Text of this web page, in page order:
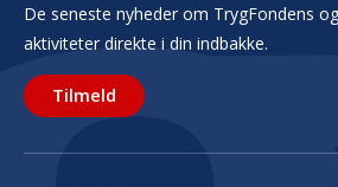
De seneste nyheder om TrygFondens
aktiviteter direkte i din indbakke.
Tilmeld